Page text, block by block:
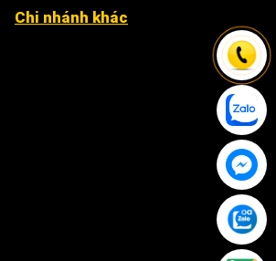
Chi nhánh khác
P. An Khê, Q. Thanh Khê, TP.
Linh, P. An Thới Đông, Tp Cần Thơ (